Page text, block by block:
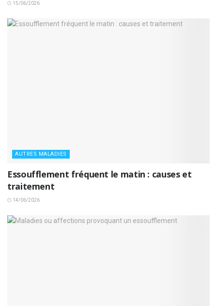
15/06/2026
AUTRES MALADIES
Essoufflement fréquent le matin : causes et
traitement
14/06/2026